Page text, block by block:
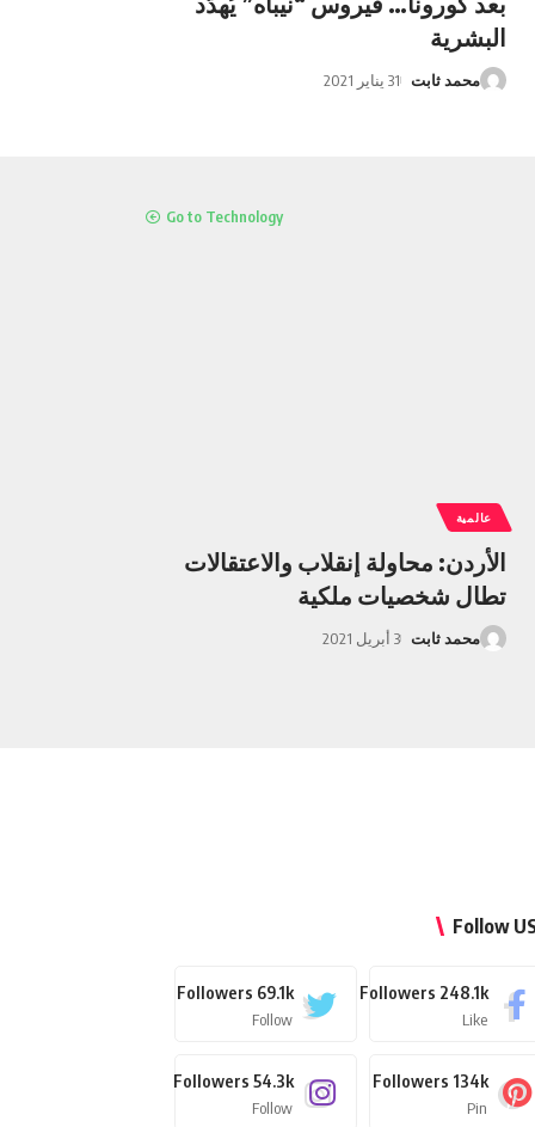
البشرية
محمد ثابت 31 يناير 2021
Go to Technology
عالمية
الأردن: محاولة إنقلاب والاعتقالات
تطال شخصيات ملكية
محمد ثابت 3 أبريل 2021
Follow
248.1k
Followers
Like
69.1k
Followers
Follow
134k
Followers
Pin
54.3k
Followers
Follow